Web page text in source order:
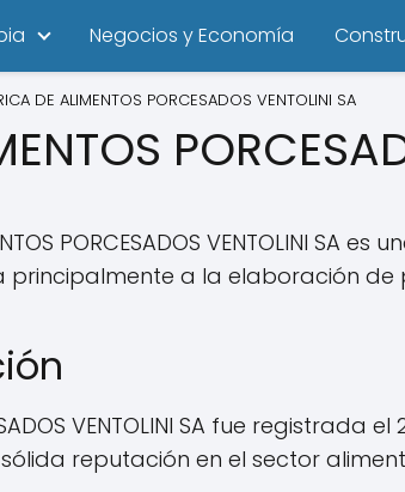
Negocios y Economía
DE ALIMENTOS PORCESADOS VENTOLINI SA
PORCESADOS VENTOLINI
principalmente a la elaboración
VENTOLINI SA fue
reputación en el sector